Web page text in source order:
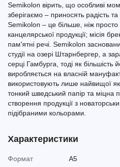
Semikolon вірить, що особливі
зберігаємо – приносять радість
Semikolon – це більше, ніж просто
канцелярської продукції; місія
пам'ятні речі. Semikolon
студії на озері Штарнбергер, а
серці Гамбурга, тоді як більшість
виробляється на власній
використовують лише найвищої
тонкий шведський папір та міцна
створення продукції з
підібраними кольорами.
Характеристики
Формат
A5